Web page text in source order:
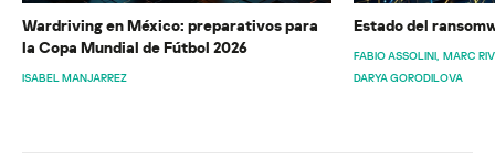
Wardriving en México: preparativos para
la Copa Mundial de Fútbol 2026
ISABEL MANJARREZ
Estado del
FABIO ASSOLINI MARC
DARYA GORODILOVA